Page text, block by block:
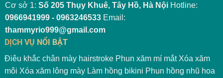
Cơ sở 1: Số 205 Thụy Khuê, Tây Hồ, Hà NộiHotline:
0966941999 - 0963246533Email:
thammyrio999@gmail.com
DỊCH VỤ NỔI BẬT
Điêu khắc chân mày hairstroke Phun xăm mí mắt Xóa xăm
môi Xóa xăm lông mày Làm hồng bikini Phun hồng nhũ hoa